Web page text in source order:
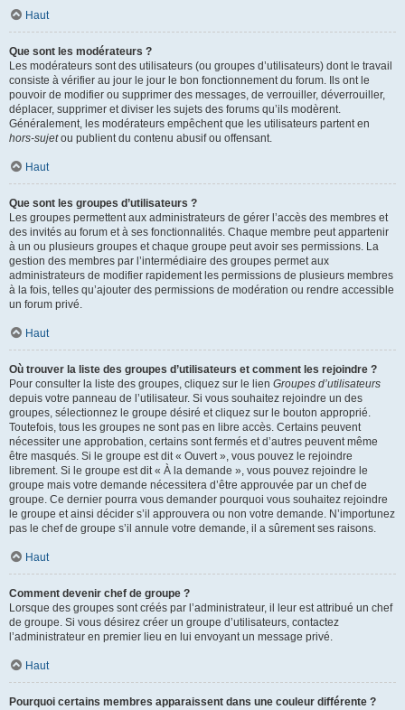
Haut
Que sont les modérateurs ?
Les modérateurs sont des utilisateurs (ou groupes d’utilisateurs) dont le travail
consiste à vérifier au jour le jour le bon fonctionnement du forum. Ils ont le
pouvoir de modifier ou supprimer des messages, de verrouiller, déverrouiller,
déplacer, supprimer et diviser les sujets des forums qu’ils modèrent.
Généralement, les modérateurs empêchent que les utilisateurs partent en
hors-sujetou publient du contenu abusif ou offensant.
Haut
Que sont les groupes d’utilisateurs ?
Les groupes permettent aux administrateurs de gérer l’accès des membres et
des invités au forum et à ses fonctionnalités. Chaque membre peut appartenir
à un ou plusieurs groupes et chaque groupe peut avoir ses permissions. La
gestion des membres par l’intermédiaire des groupes permet aux
administrateurs de modifier rapidement les permissions de plusieurs membres
à la fois, telles qu’ajouter des permissions de modération ou rendre accessible
un forum privé.
Haut
Où trouver la liste des groupes d’utilisateurs et comment les rejoindre ?
Pour consulter la liste des groupes, cliquez sur le lien Groupes d’utilisateurs
depuis votre panneau de l’utilisateur. Si vous souhaitez rejoindre un des
groupes, sélectionnez le groupe désiré et cliquez sur le bouton approprié.
Toutefois, tous les groupes ne sont pas en libre accès. Certains peuvent
nécessiter une approbation, certains sont fermés et d’autres peuvent même
être masqués. Si le groupe est dit « Ouvert », vous pouvez le rejoindre
librement. Si le groupe est dit « À la demande », vous pouvez rejoindre le
groupe mais votre demande nécessitera d’être approuvée par un chef de
groupe. Ce dernier pourra vous demander pourquoi vous souhaitez rejoindre
le groupe et ainsi décider s’il approuvera ou non votre demande. N’importunez
pas le chef de groupe s’il annule votre demande, il a sûrement ses raisons.
Haut
Comment devenir chef de groupe ?
Lorsque des groupes sont créés par l’administrateur, il leur est attribué un chef
de groupe. Si vous désirez créer un groupe d’utilisateurs, contactez
l’administrateur en premier lieu en lui envoyant un message privé.
Haut
Pourquoi certains membres apparaissent dans une couleur différente ?